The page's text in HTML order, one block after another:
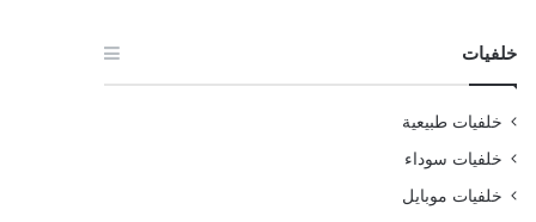
خلفيات
خلفيات طبيعية
خلفيات سوداء
خلفيات موبايل